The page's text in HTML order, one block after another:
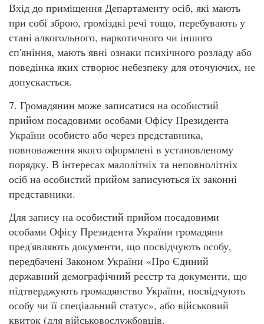
Вхід до приміщення Департаменту осіб, які мають
при собі зброю, громіздкі речі тощо, перебувають у
стані алкогольного, наркотичного чи іншого
сп'яніння, мають явні ознаки психічного розладу або
поведінка яких створює небезпеку для оточуючих, не
допускається.
7. Громадянин може записатися на особистий
прийом посадовими особами Офісу Президента
України особисто або через представника,
повноваження якого оформлені в установленому
порядку. В інтересах малолітніх та неповнолітніх
осіб на особистий прийом записуються їх законні
представники.
Для запису на особистий прийом посадовими
особами Офісу Президента України громадяни
пред'являють документи, що посвідчують особу,
передбачені Законом України «Про Єдиний
державний демографічний реєстр та документи, що
підтверджують громадянство України, посвідчують
особу чи її спеціальний статус», або військовий
квиток (для військовослужбовців,